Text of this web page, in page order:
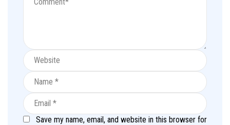
Save my name, email, and website in this browser for